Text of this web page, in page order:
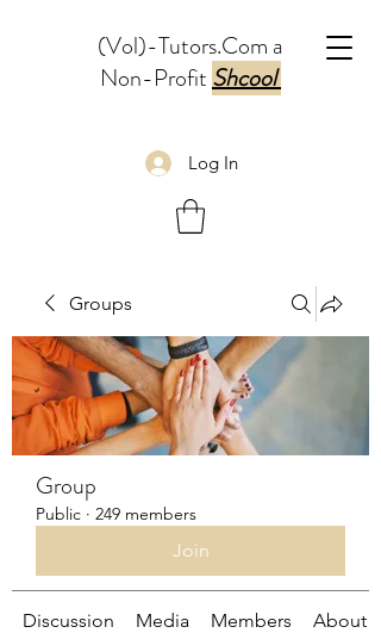
(Vol)-Tutors.Com a
Non-ProfitShcool
Log In
Groups
Group
Public · 249 members
Join
Discussion Media Members About